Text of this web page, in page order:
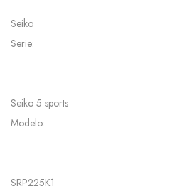
Seiko
Serie:
Seiko 5 sports
Modelo:
SRP225K1